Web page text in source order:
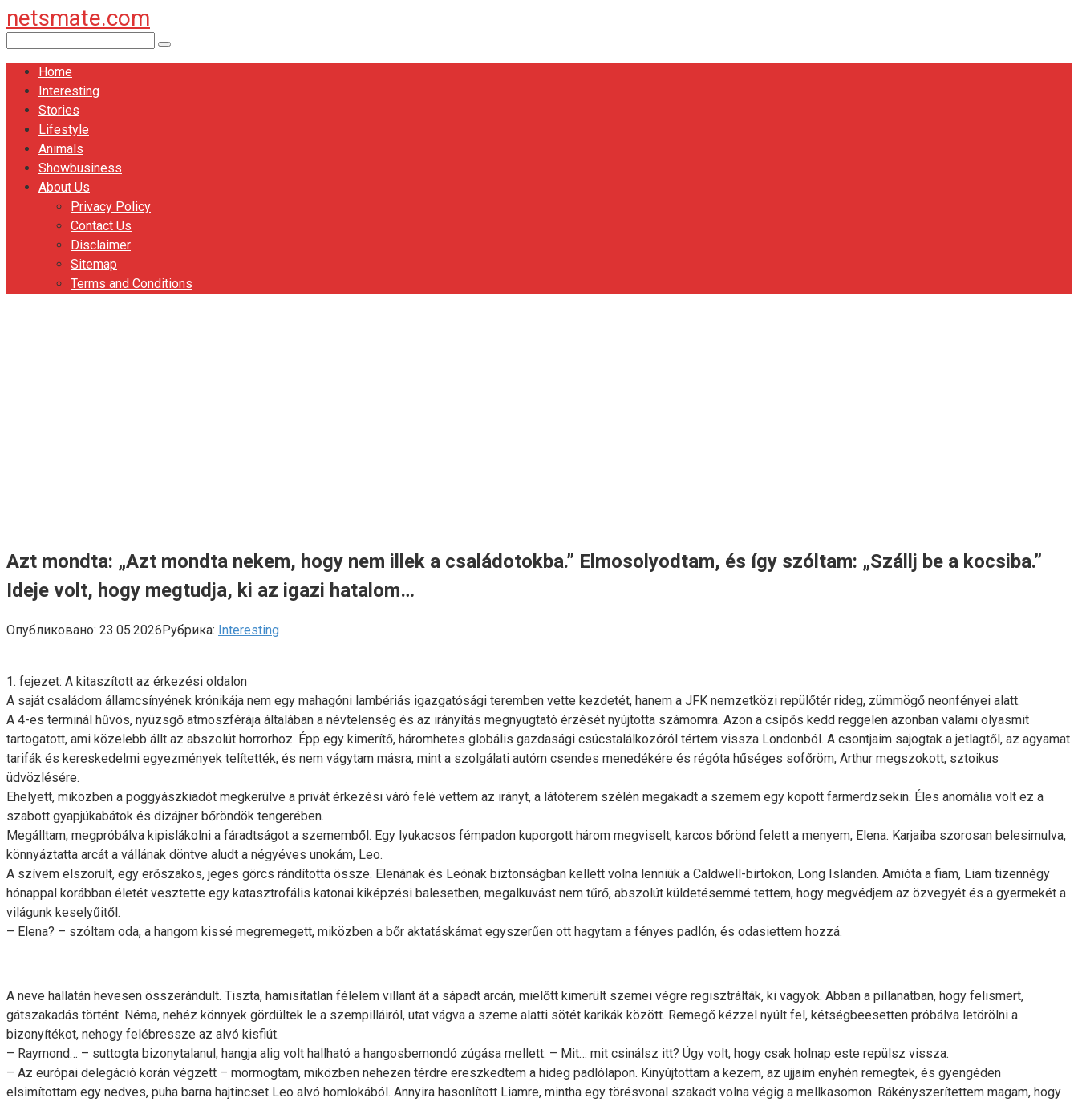
Перейти
к
контенту
netsmate.com
Home
Interesting
Stories
Lifestyle
Animals
Showbusiness
About Us
Privacy Policy
Contact Us
Disclaimer
Sitemap
Terms and Conditions
Azt mondta: „Azt mondta nekem, hogy nem illek a családotokba.” Elmosolyodtam, és így szóltam: „Szállj be a kocsiba.”
Ideje volt, hogy megtudja, ki az igazi hatalom…
Опубликовано: 23.05.2026Рубрика: Interesting
1. fejezet: A kitaszított az érkezési oldalon
A saját családom államcsínyének krónikája nem egy mahagóni lambériás igazgatósági teremben vette kezdetét, hanem a JFK nemzetközi repülőtér rideg, zümmögő neonfényei alatt.
A 4-es terminál hűvös, nyüzsgő atmoszférája általában a névtelenség és az irányítás megnyugtató érzését nyújtotta számomra. Azon a csípős kedd reggelen azonban valami olyasmit
tartogatott, ami közelebb állt az abszolút horrorhoz. Épp egy kimerítő, háromhetes globális gazdasági csúcstalálkozóról tértem vissza Londonból. A csontjaim sajogtak a jetlagtől, az agyamat
tarifák és kereskedelmi egyezmények telítették, és nem vágytam másra, mint a szolgálati autóm csendes menedékére és régóta hűséges sofőröm, Arthur megszokott, sztoikus
üdvözlésére.
Ehelyett, miközben a poggyászkiadót megkerülve a privát érkezési váró felé vettem az irányt, a látóterem szélén megakadt a szemem egy kopott farmerdzsekin. Éles anomália volt ez a
szabott gyapjúkabátok és dizájner bőröndök tengerében.
Megálltam, megpróbálva kipislákolni a fáradtságot a szememből. Egy lyukacsos fémpadon kuporgott három megviselt, karcos bőrönd felett a menyem, Elena. Karjaiba szorosan belesimulva,
könnyáztatta arcát a vállának döntve aludt a négyéves unokám, Leo.
A szívem elszorult, egy erőszakos, jeges görcs rándította össze. Elenának és Leónak biztonságban kellett volna lenniük a Caldwell-birtokon, Long Islanden. Amióta a fiam, Liam tizennégy
hónappal korábban életét vesztette egy katasztrofális katonai kiképzési balesetben, megalkuvást nem tűrő, abszolút küldetésemmé tettem, hogy megvédjem az özvegyét és a gyermekét a
világunk keselyűitől.
– Elena? – szóltam oda, a hangom kissé megremegett, miközben a bőr aktatáskámat egyszerűen ott hagytam a fényes padlón, és odasiettem hozzá.
A neve hallatán hevesen összerándult. Tiszta, hamisítatlan félelem villant át a sápadt arcán, mielőtt kimerült szemei végre regisztrálták, ki vagyok. Abban a pillanatban, hogy felismert,
gátszakadás történt. Néma, nehéz könnyek gördültek le a szempilláiról, utat vágva a szeme alatti sötét karikák között. Remegő kézzel nyúlt fel, kétségbeesetten próbálva letörölni a
bizonyítékot, nehogy felébressze az alvó kisfiút.
– Raymond… – suttogta bizonytalanul, hangja alig volt hallható a hangosbemondó zúgása mellett. – Mit… mit csinálsz itt? Úgy volt, hogy csak holnap este repülsz vissza.
– Az európai delegáció korán végzett – mormogtam, miközben nehezen térdre ereszkedtem a hideg padlólapon. Kinyújtottam a kezem, az ujjaim enyhén remegtek, és gyengéden
elsimítottam egy nedves, puha barna hajtincset Leo alvó homlokából. Annyira hasonlított Liamre, mintha egy törésvonal szakadt volna végig a mellkasomon. Rákényszerítettem magam, hogy